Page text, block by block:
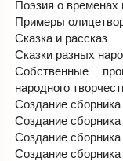
Поэзия о временах
Примеры
Сказка и рассказ
Сказки разных
Собственные
народного
Создание сборника
Создание сборника
Создание сборника
Создание сборника